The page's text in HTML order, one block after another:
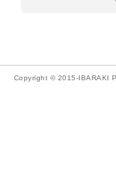
Copyright © 2015-IBARAKI